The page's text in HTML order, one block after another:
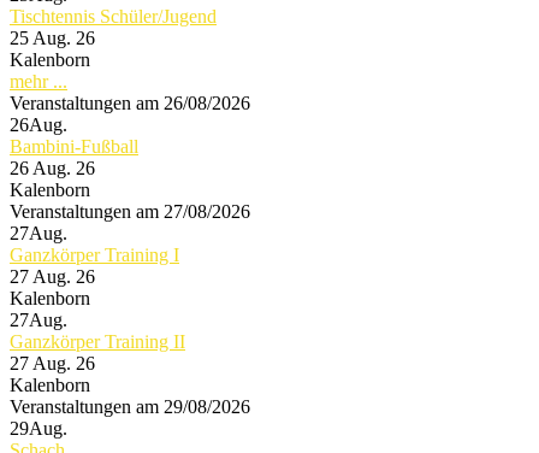
Tischtennis Schüler/Jugend
25 Aug. 26
Kalenborn
mehr ...
Veranstaltungen am 26/08/2026
26Aug.
Bambini-Fußball
26 Aug. 26
Kalenborn
Veranstaltungen am 27/08/2026
27Aug.
Ganzkörper Training I
27 Aug. 26
Kalenborn
27Aug.
Ganzkörper Training II
27 Aug. 26
Kalenborn
Veranstaltungen am 29/08/2026
29Aug.